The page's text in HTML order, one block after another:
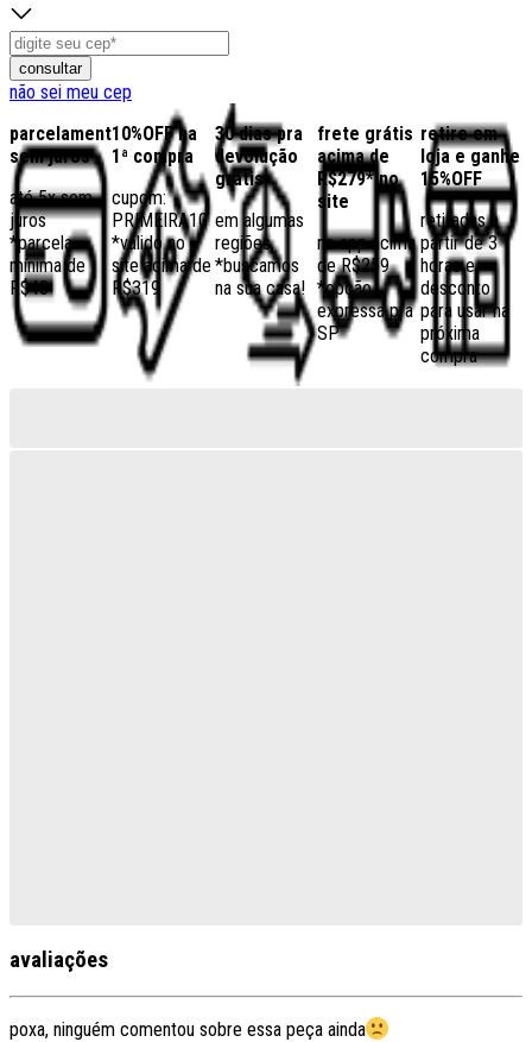
consultar
não sei meu cep
parcelamento
sem juros
até 5x sem
juros
*parcela
mínima de
R$40
10%OFF na
1ª compra
cupom:
PRIMEIRA10
*válido no
site acima de
R$319
30 dias pra
devolução
grátis
em algumas
regiões,
*buscamos
na sua casa!
frete grátis
acima de
R$279* no
site
no app acima
de R$259
*opção
expressa pra
SP
retire em
loja e ganhe
15%OFF
retiradas a
partir de 3
horas e
desconto
para usar na
próxima
compra
avaliações
poxa, ninguém comentou sobre essa peça ainda